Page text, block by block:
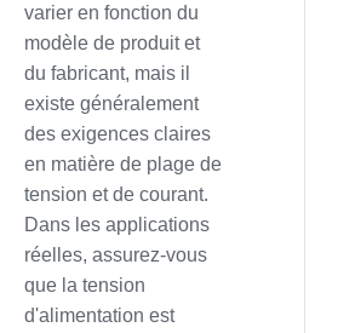
varier en fonction du
modèle de produit et
du fabricant, mais il
existe généralement
des exigences claires
en matière de plage de
tension et de courant.
Dans les applications
réelles, assurez-vous
que la tension
d'alimentation est